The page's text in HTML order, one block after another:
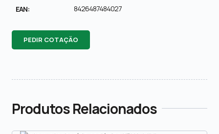
EAN: 8426487484027
PEDIR COTAÇÃO
Produtos Relacionados